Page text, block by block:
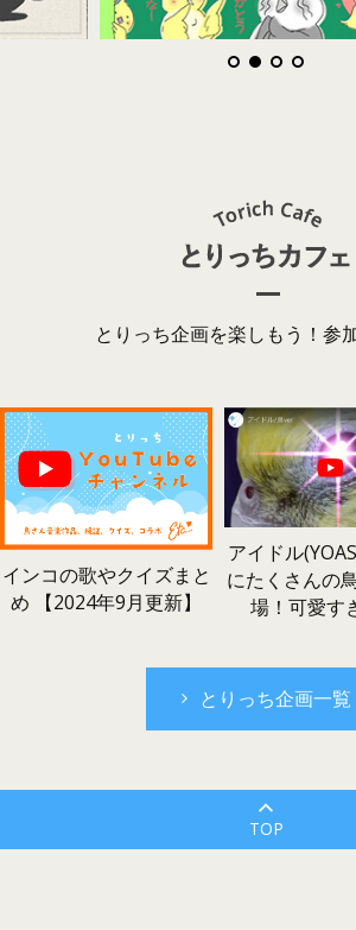
とりっち企画を楽しもう！参
インコの歌やクイズまと
め 【2024年9月更新】
アイドル
にたくさんの
場！可愛す
とりっち企画一覧
TOP